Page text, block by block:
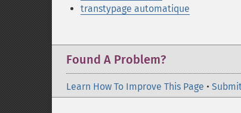
transtypage automatique
Found A Problem?
Learn How To Improve This Page •